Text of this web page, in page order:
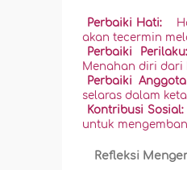
Perbaiki Hati:
akan tecermin
Perbaiki Perilaku:
Menahan diri dari
Perbaiki
selaras dalam
Kontribusi Sosial:
untuk
Refleksi